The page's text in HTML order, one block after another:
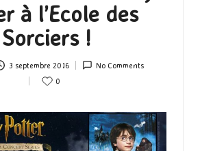
à l’Ecole des
Sorciers !
3 septembre 2016
No Comments
0